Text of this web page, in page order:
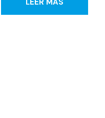
LEER MÁS